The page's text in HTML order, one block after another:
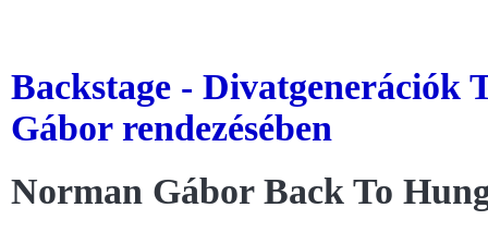
Backstage - Divatgenerációk
Gábor rendezésében
Norman Gábor Back To